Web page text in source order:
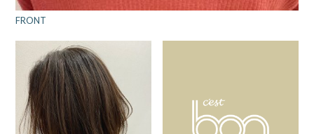
FRONT